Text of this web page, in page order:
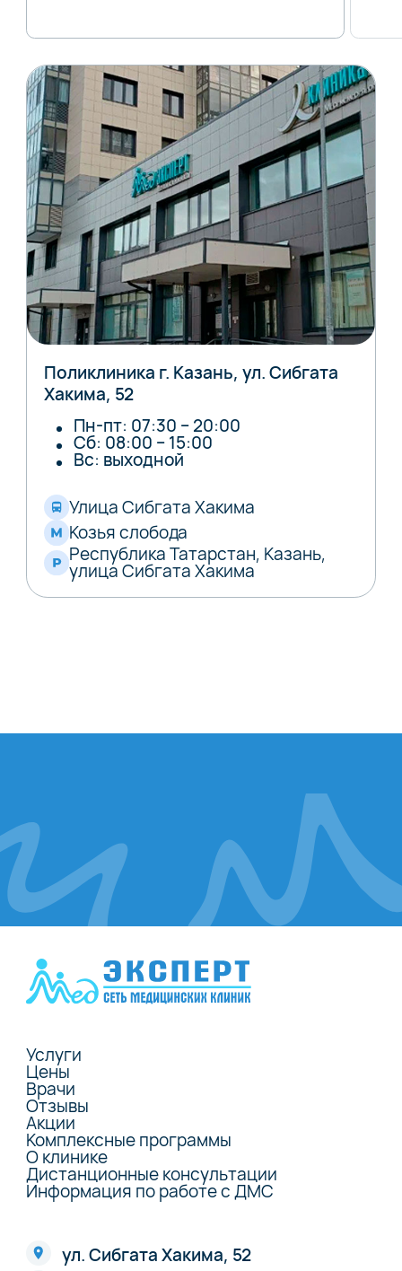
Поликлиника г. Казань, ул. Сибгата
Хакима, 52
Пн-пт: 07:30 – 20:00
Сб: 08:00 – 15:00
Вс: выходной
Улица Сибгата Хакима
Козья слобода
Республика Татарстан, Казань,
улица Сибгата Хакима
Услуги
Цены
Врачи
Отзывы
Акции
Комплексные программы
О клинике
Дистанционные консультации
Информация по работе с ДМС
ул. Сибгата Хакима, 52